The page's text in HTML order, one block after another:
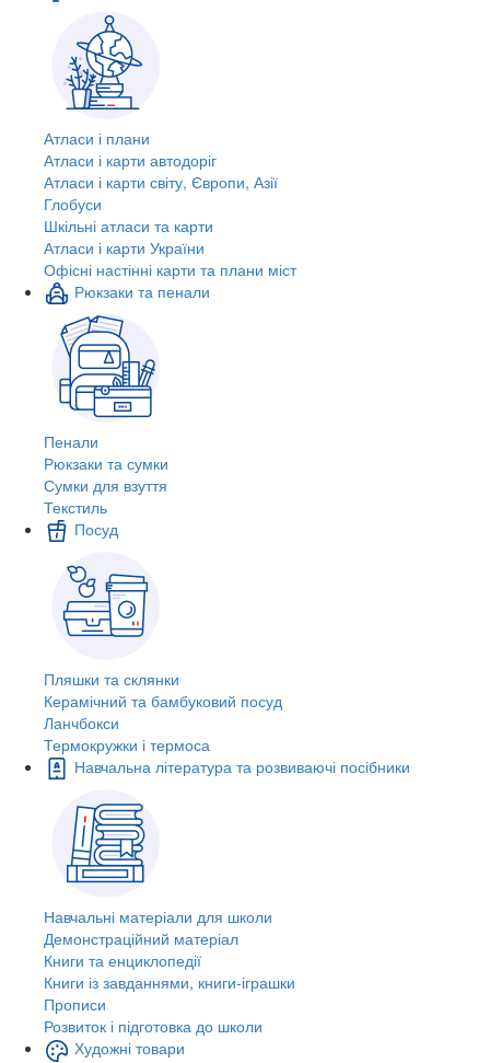
Атласи і плани
Атласи і карти автодоріг
Атласи і карти світу, Європи, Азії
Глобуси
Шкільні атласи та карти
Атласи і карти України
Офісні настінні карти та плани міст
Рюкзаки та пенали
Пенали
Рюкзаки та сумки
Сумки для взуття
Текстиль
Посуд
Пляшки та склянки
Керамічний та бамбуковий посуд
Ланчбокси
Термокружки і термоса
Навчальна література та розвиваючі посібники
Навчальні матеріали для школи
Демонстраційний матеріал
Книги та енциклопедії
Книги із завданнями, книги-іграшки
Прописи
Розвиток і підготовка до школи
Художні товари